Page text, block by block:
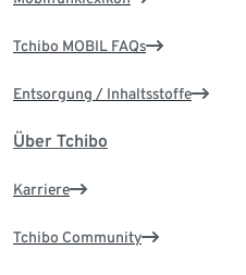
Tchibo MOBIL FAQs
Entsorgung / Inhaltsstoffe
Über Tchibo
Karriere
Tchibo Community